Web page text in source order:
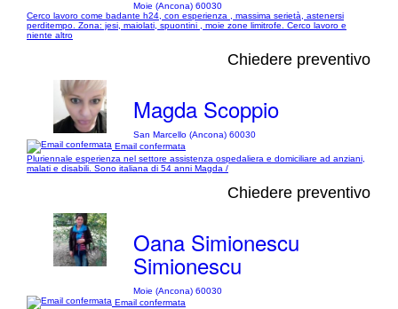
Moie (Ancona) 60030
Cerco lavoro come badante h24, con esperienza , massima serietà, astenersi
perditempo. Zona: jesi, maiolati, spuontini , moie zone limitrofe. Cerco lavoro e
niente altro
Chiedere preventivo
Magda Scoppio
San Marcello (Ancona) 60030
Email confermata
Pluriennale esperienza nel settore assistenza ospedaliera e domiciliare ad anziani,
malati e disabili. Sono italiana di 54 anni Magda /
Chiedere preventivo
Oana Simionescu
Simionescu
Moie (Ancona) 60030
Email confermata